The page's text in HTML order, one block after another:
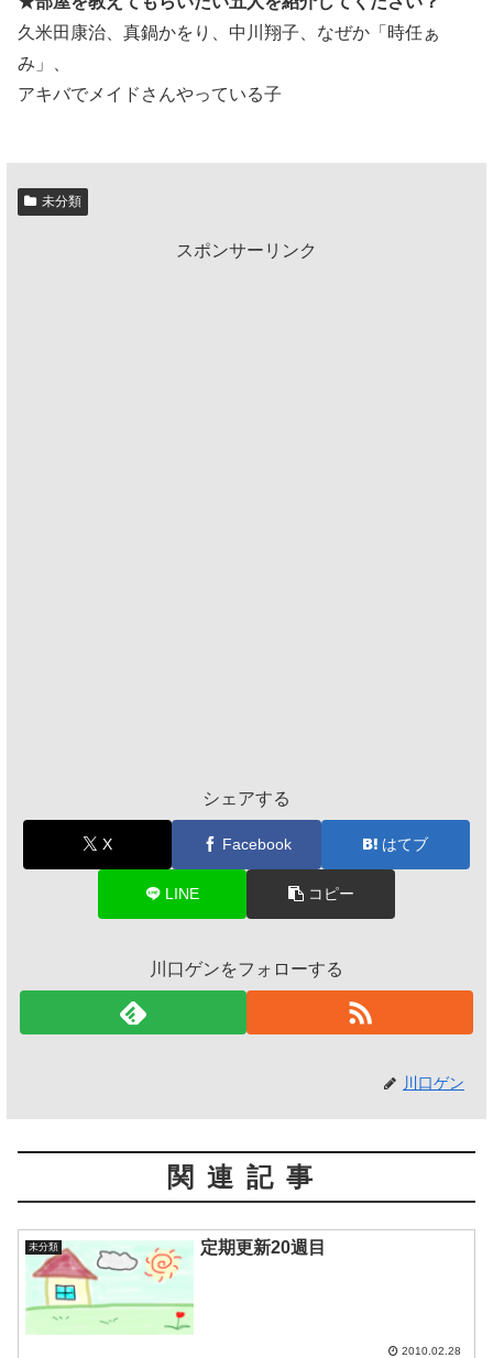
久米田康治、真鍋かをり、中川翔子、なぜか「時任ぁ
み」、
アキバでメイドさんやっている子
未分類
スポンサーリンク
シェアする
X Facebook はてブ
LINE コピー
川口ゲンをフォローする
川口ゲン
関連記事
未分類 定期更新20週目
2010.02.28